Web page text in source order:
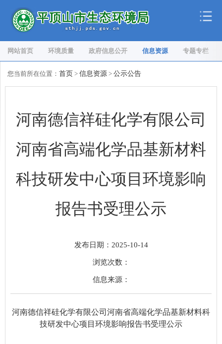
网站首页 环境质量 政府信息公开 信息资源 专题专栏
您当前所在位置： 首页 > 信息资源 > 公示公告
河南德信祥硅化学有限公司
河南省高端化学品基新材料
科技研发中心项目环境影响
报告书受理公示
发布日期：2025-10-14
浏览次数：
信息来源：
河南德信祥硅化学有限公司河南省高端化学品基新材料科
技研发中心项目环境影响报告书受理公示